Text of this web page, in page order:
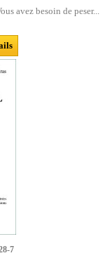
avez besoin de peser...
7